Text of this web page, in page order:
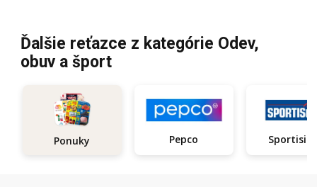
Ďalšie reťazce z kategórie Odev,
obuv a šport
Ponuky Pepco